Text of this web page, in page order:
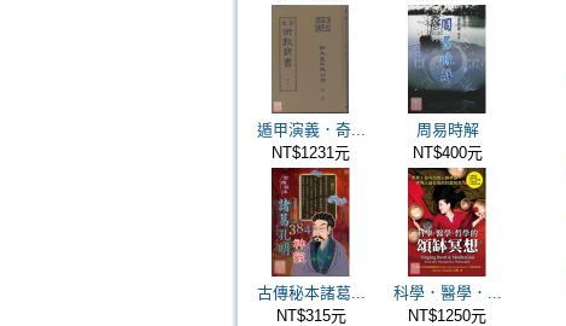
遁甲演義．奇...
NT$1231元
周易時解
NT$400元
古傳秘本諸葛...
NT$315元
科學．醫學．...
NT$1250元